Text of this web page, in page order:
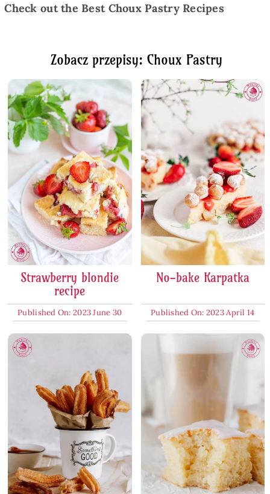
Check out the Best Choux Pastry Recipes
Zobacz przepisy: Choux Pastry
Strawberry blondie
recipe
Published On: 2023 June 30
No-bake Karpatka
Published On: 2023 April 14